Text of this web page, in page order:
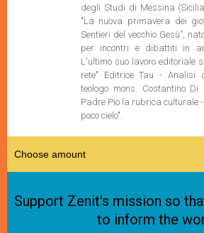
degli Studi di Messina
"La nuova primavera dei
Sentieri del vecchio Gesù”,
per incontri e dibattiti in
L'ultimo suo lavoro editoriale
rete" Editrice Tau - Analisi
teologo mons. Costantino Di
Padre Pio la rubrica culturale
poco cielo".